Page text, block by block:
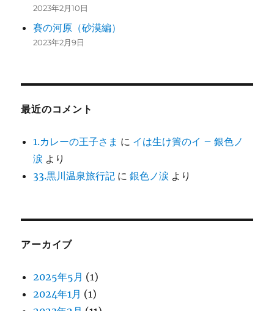
2023年2月10日
賽の河原（砂漠編）
2023年2月9日
最近のコメント
1.カレーの王子さま に イは生け簀のイ – 銀色ノ
涙 より
33.黒川温泉旅行記 に銀色ノ涙 より
アーカイブ
2025年5月 (1)
2024年1月 (1)